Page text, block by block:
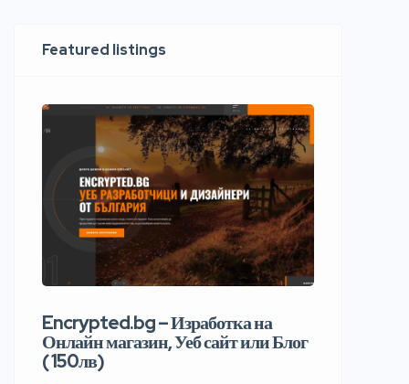
Featured listings
Encrypted.bg – Изработка на
Онлайн магазин, Уеб сайт или Блог
( 150лв)